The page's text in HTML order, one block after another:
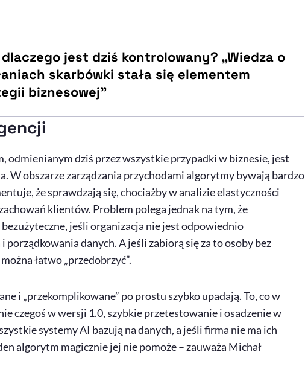
jest dziś kontrolowany? „Wiedza o
skarbówki stała się elementem
biznesowej”
odmienianym dziś przez wszystkie przypadki w biznesie, jest
W obszarze zarządzania przychodami algorytmy bywają bardzo
że sprawdzają się, chociażby w analizie elastyczności
klientów. Problem polega jednak na tym, że
jeśli organizacja nie jest odpowiednio
danych. A jeśli zabiorą się za to osoby bez
łatwo „przedobrzyć”.
i „przekomplikowane” po prostu szybko upadają. To, co w
czegoś w wersji 1.0, szybkie przetestowanie i osadzenie w
systemy AI bazują na danych, a jeśli firma nie ma ich
algorytm magicznie jej nie pomoże – zauważa Michał